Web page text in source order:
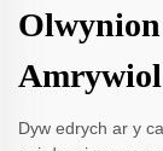
Amrywiol
Dyw edrych ar y